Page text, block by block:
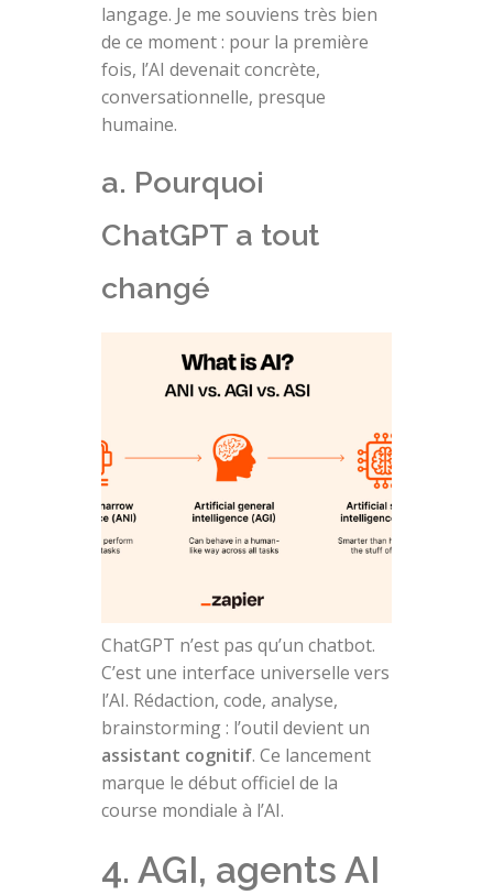
langage. Je me souviens très bien
de ce moment : pour la première
fois, l’AI devenait concrète,
conversationnelle, presque
humaine.
a. Pourquoi
ChatGPT a tout
changé
ChatGPT n’est pas qu’un chatbot.
C’est une interface universelle vers
l’AI. Rédaction, code, analyse,
brainstorming : l’outil devient un
assistant cognitif. Ce lancement
marque le début officiel de la
course mondiale à l’AI.
4. AGI, agents AI